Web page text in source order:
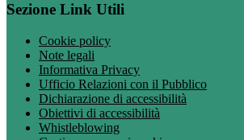
Sezione Link Utili
Cookie policy
Note legali
Informativa Privacy
Ufficio Relazioni con il Pubblico
Dichiarazione di accessibilità
Obiettivi di accessibilità
Whistleblowing